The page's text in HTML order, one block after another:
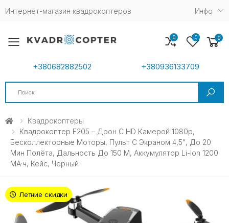
Интернет-магазин квадрокоптеров Инфо
Toggle mobile menu
+380682882502 +380936133709
Search
0 0 0
Квадрокоптеры
Квадрокоптер F205 – Дрон С HD Камерой 1080p,
Бесколлекторные Моторы, Пульт С Экраном 4,5", До 20
Мин Полёта, Дальность До 150 М, Аккумулятор Li-Ion 1200
МА·ч, Кейс, Черный
Летние скидки